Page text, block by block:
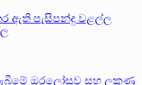
ඇති පැසිපන්දු වළල්ල
ඔරලෝසුව සහ ලකුණු